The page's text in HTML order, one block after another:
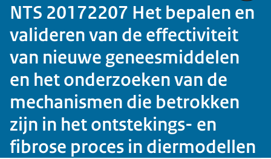
NTS 20172207 Het bepalen en
valideren van de effectiviteit
van nieuwe geneesmiddelen
en het onderzoeken van de
mechanismen die betrokken
zijn in het ontstekings- en
fibrose proces in diermodellen